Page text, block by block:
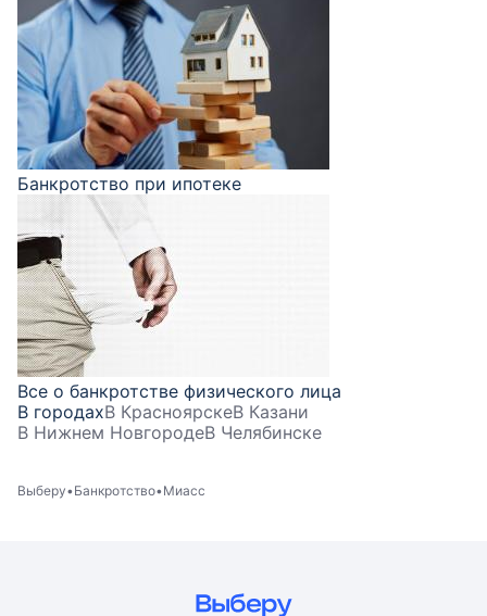
Банкротство при ипотеке
Все о банкротстве физического лица
В городахВ КрасноярскеВ Казани
В Нижнем НовгородеВ Челябинске
Выберу Банкротство Миасс